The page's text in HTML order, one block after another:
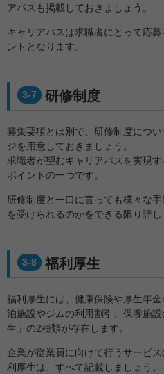
アパスも掲載しておきましょう。
キャリアパスは求職者にとって応
ントとなります。
3-7 研修制度
募集要項とは別で、研修制度につ
ジを用意しておきましょう。
求職者が望むキャリアパスを実現
ポイントの一つです。
研修制度と一口に言っても様々な
を受けられるのかをできる限り詳し
3-8 福利厚生
福利厚生には、健康保険や厚生年
泊施設やジムの利用割引、保養施
生」の2種類が存在します。
企業が従業員に向けて行うサービ
利厚生は、すべて記載しましょう。